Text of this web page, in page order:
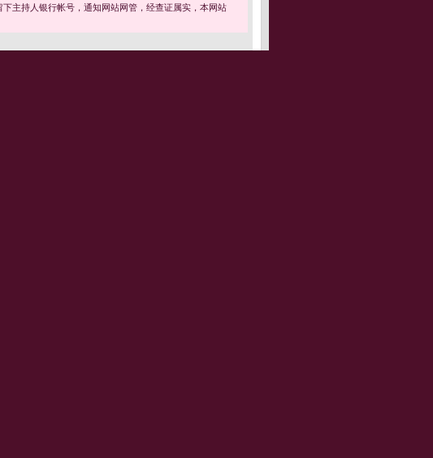
主持人银行帐号，通知网站网管，经查证属实，本网站